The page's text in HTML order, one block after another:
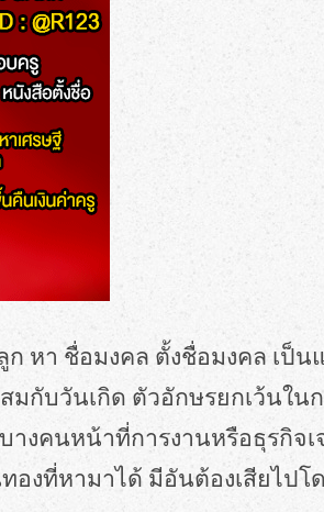
หา ชื่อมงคล ตั้งชื่อมงคล เป็
มกับวันเกิด ตัวอักษรยกเว้นใ
บางคนหน้าที่การงานหรือธุร
องที่หามาได้ มีอันต้องเสียไป